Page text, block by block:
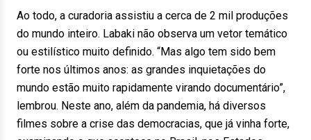
Ao todo, a curadoria assistiu a cerca de 2 mil produções
do mundo inteiro. Labaki não observa um vetor temático
ou estilístico muito definido. “Mas algo tem sido bem
forte nos últimos anos: as grandes inquietações do
mundo estão muito rapidamente virando documentário”,
lembrou. Neste ano, além da pandemia, há diversos
filmes sobre a crise das democracias, que já vinha forte,